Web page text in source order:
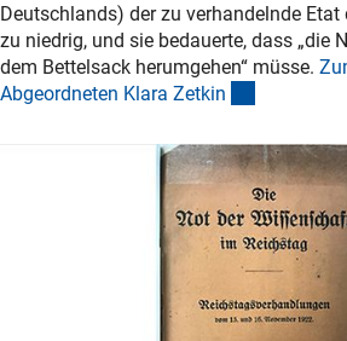
Deutschlands) der zu verhandelnde
zu niedrig, und sie bedauerte, dass „die
dem Bettelsack herumgehen“ müsse.
Abgeordneten Klara Zetkin